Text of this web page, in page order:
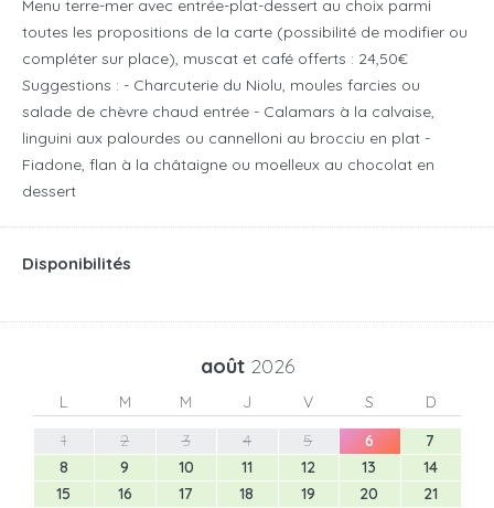
Menu terre-mer avec entrée-plat-dessert au choix parmi
toutes les propositions de la carte (possibilité de modifier ou
compléter sur place), muscat et café offerts : 24,50€
Suggestions : - Charcuterie du Niolu, moules farcies ou
salade de chèvre chaud entrée - Calamars à la calvaise,
linguini aux palourdes ou cannelloni au brocciu en plat -
Fiadone, flan à la châtaigne ou moelleux au chocolat en
dessert
Disponibilités
août 2026
L M M J V S
D
1
2 3 4 5 6
7
8
9 10 11 12 13
14
15
16 17 18 19 20
21